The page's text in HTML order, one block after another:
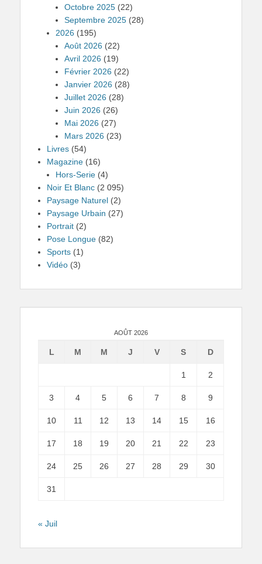
Octobre 2025 (22)
Septembre 2025 (28)
2026 (195)
Août 2026 (22)
Avril 2026 (19)
Février 2026 (22)
Janvier 2026 (28)
Juillet 2026 (28)
Juin 2026 (26)
Mai 2026 (27)
Mars 2026 (23)
Livres (54)
Magazine (16)
Hors-Serie (4)
Noir Et Blanc (2 095)
Paysage Naturel (2)
Paysage Urbain (27)
Portrait (2)
Pose Longue (82)
Sports (1)
Vidéo (3)
AOÛT 2026
L M M J V S D
1 2
3 4 5 6 7 8 9
10 11 12 13 14 15 16
17 18 19 20 21 22 23
24 25 26 27 28 29 30
31
« Juil